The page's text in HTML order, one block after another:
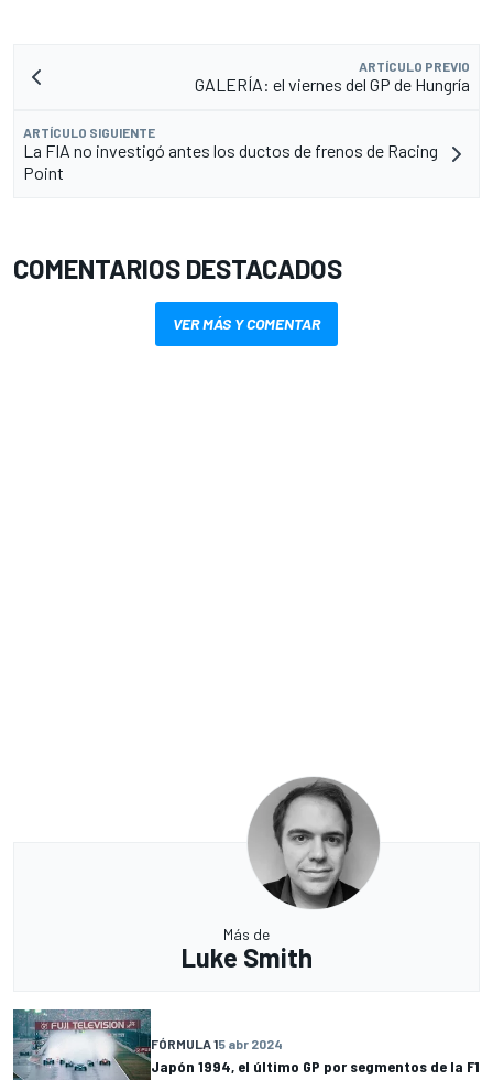
ARTÍCULO PREVIO
GALERÍA: el viernes del GP de Hungría
ARTÍCULO SIGUIENTE
La FIA no investigó antes los ductos de frenos de Racing
Point
COMENTARIOS DESTACADOS
VER MÁS Y COMENTAR
Más de
Luke Smith
FÓRMULA 15 abr 2024
Japón 1994, el último GP por segmentos de la F1